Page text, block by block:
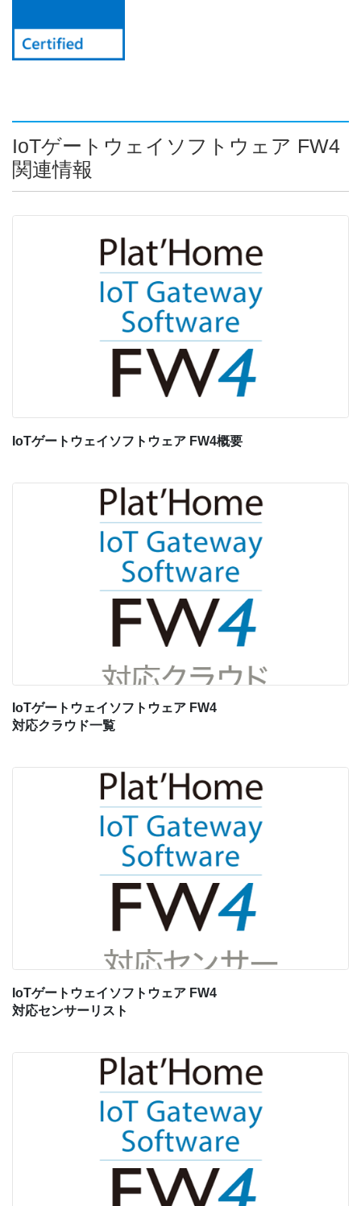
IoTゲートウェイソフトウェア FW4
関連情報
IoTゲートウェイソフトウェア FW4概要
IoTゲートウェイソフトウェア FW4
対応クラウド一覧
IoTゲートウェイソフトウェア FW4
対応センサーリスト